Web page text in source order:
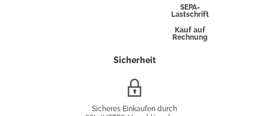
SEPA-
Lastschrift
Kauf auf
Rechnung
Sicherheit
Sicheres Einkaufen durch